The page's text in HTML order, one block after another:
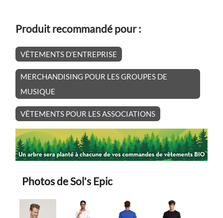
Produit recommandé pour :
VÊTEMENTS D’ENTREPRISE
MERCHANDISING POUR LES GROUPES DE
MUSIQUE
VÊTEMENTS POUR LES ASSOCIATIONS
Photos de Sol's Epic